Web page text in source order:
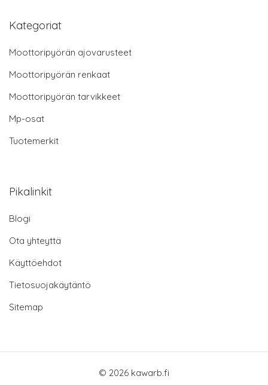
Kategoriat
Moottoripyörän ajovarusteet
Moottoripyörän renkaat
Moottoripyörän tarvikkeet
Mp-osat
Tuotemerkit
Pikalinkit
Blogi
Ota yhteyttä
Käyttöehdot
Tietosuojakäytäntö
Sitemap
© 2026 kawarb.fi